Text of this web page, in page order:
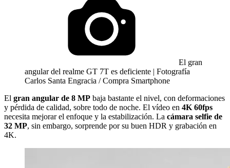
El gran
angular del realme GT 7T es deficiente | Fotografía
Carlos Santa Engracia / Compra Smartphone
El gran angular de 8 MP baja bastante el nivel, con deformaciones
y pérdida de calidad, sobre todo de noche. El vídeo en 4K 60fps
necesita mejorar el enfoque y la estabilización. La cámara selfie de
32 MP, sin embargo, sorprende por su buen HDR y grabación en
4K.